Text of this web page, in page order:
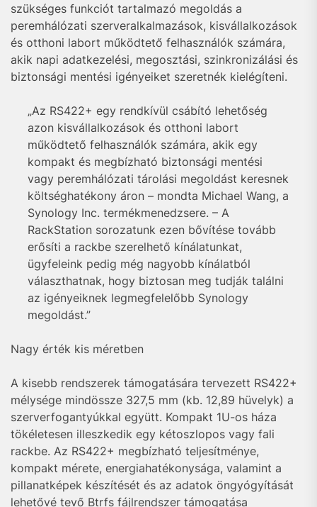
szükséges funkciót tartalmazó megoldás a
peremhálózati szerveralkalmazások, kisvállalkozások
és otthoni labort működtető felhasználók számára,
akik napi adatkezelési, megosztási, szinkronizálási és
biztonsági mentési igényeiket szeretnék kielégíteni.
„Az RS422+ egy rendkívül csábító lehetőség
azon kisvállalkozások és otthoni labort
működtető felhasználók számára, akik egy
kompakt és megbízható biztonsági mentési
vagy peremhálózati tárolási megoldást keresnek
költséghatékony áron – mondta Michael Wang, a
Synology Inc. termékmenedzsere. – A
RackStation sorozatunk ezen bővítése tovább
erősíti a rackbe szerelhető kínálatunkat,
ügyfeleink pedig még nagyobb kínálatból
választhatnak, hogy biztosan meg tudják találni
az igényeiknek legmegfelelőbb Synology
megoldást.”
Nagy érték kis méretben
A kisebb rendszerek támogatására tervezett RS422+
mélysége mindössze 327,5 mm (kb. 12,89 hüvelyk) a
szerverfogantyúkkal együtt. Kompakt 1U-os háza
tökéletesen illeszkedik egy kétoszlopos vagy fali
rackbe. Az RS422+ megbízható teljesítménye,
kompakt mérete, energiahatékonysága, valamint a
pillanatképek készítését és az adatok öngyógyítását
lehetővé tevő Btrfs fájlrendszer támogatása